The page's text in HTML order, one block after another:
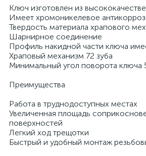
Ключ изготовлен из
Имеет хромоникелевое
Твердость материала храпового
Шарнирное соединение
Профиль накидной части ключа
Храповый механизм 72 зуба
Минимальный угол поворота ключа
Преимущества
Работа в труднодоступных местах
Увеличенная площадь
поверхностей
Легкий ход трещотки
Быстрый и удобный монтаж